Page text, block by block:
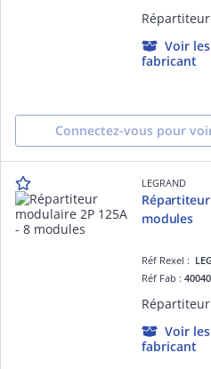
Voir
fabricant
Connectez-vous pour
LEGRAND
modules
Réf Rexel :
Réf Fab :
Voir
fabricant